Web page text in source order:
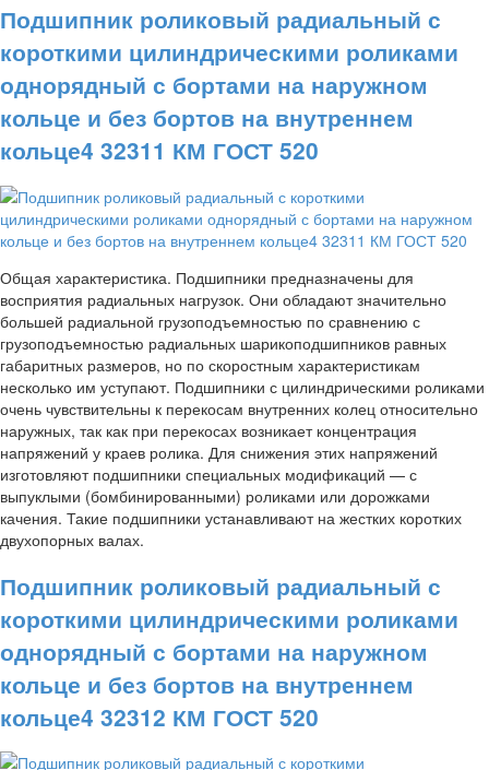
Подшипник роликовый радиальный с
короткими цилиндрическими роликами
однорядный с бортами на наружном
кольце и без бортов на внутреннем
кольце4 32311 КМ ГОСТ 520
Общая характеристика. Подшипники предназначены для
восприятия радиальных нагрузок. Они обладают значительно
большей радиальной грузоподъемностью по сравнению с
грузоподъемностью радиальных шарикоподшипников равных
габаритных размеров, но по скоростным характеристикам
несколько им уступают. Подшипники с цилиндрическими роликами
очень чувствительны к перекосам внутренних колец относительно
наружных, так как при перекосах возникает концентрация
напряжений у краев ролика. Для снижения этих напряжений
изготовляют подшипники специальных модификаций — с
выпуклыми (бомбинированными) роликами или дорожками
качения. Такие подшипники устанавливают на жестких коротких
двухопорных валах.
Подшипник роликовый радиальный с
короткими цилиндрическими роликами
однорядный с бортами на наружном
кольце и без бортов на внутреннем
кольце4 32312 КМ ГОСТ 520